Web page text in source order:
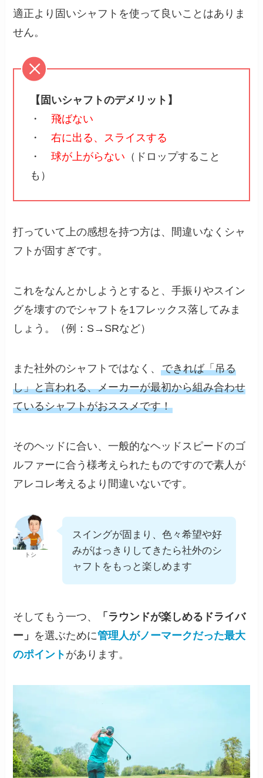
適正より固いシャフトを使って良いことはありま
せん。
【固いシャフトのデメリット】
・飛ばない
・右に出る、スライスする
・球が上がらない （ドロップすること
も）
打っていて上の感想を持つ方は、間違いなくシャ
フトが固すぎです。
これをなんとかしようとすると、手振りやスイン
グを壊すのでシャフトを1フレックス落してみま
しょう。（例：S→SRなど）
また社外のシャフトではなく、できれば「吊る
し」と言われる、メーカーが最初から組み合わせ
ているシャフトがおススメです！
そのヘッドに合い、一般的なヘッドスピードのゴ
ルファーに合う様考えられたものですので素人が
アレコレ考えるより間違いないです。
トシ
スイングが固まり、色々希望や好
みがはっきりしてきたら社外のシ
ャフトをもっと楽しめます
そしてもう一つ、
「ラウンドが楽しめるドライバ
ー」 を選ぶために管理人がノーマークだった最大
のポイント があります。